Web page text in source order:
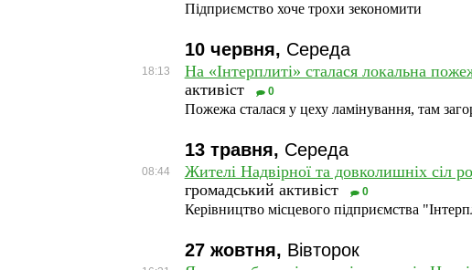
Підприємство хоче трохи зекономити
10 червня, Середа
18:13 На «Інтерплиті» сталася локальна
активіст
0
Пожежа сталася у цеху ламінування, там
13 травня, Середа
08:44
Жителі Надвірної та довколишніх сіл
громадський активіст
0
Керівництво місцевого підприємства
27 жовтня, Вівторок